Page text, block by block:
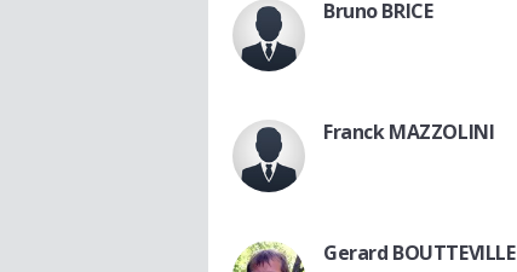
Bruno BRICE
Franck MAZZOLINI
Gerard BOUTTEVILLE